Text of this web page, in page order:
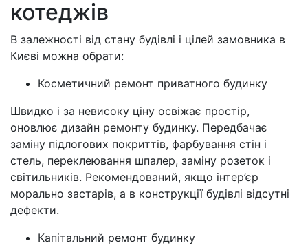
котеджів
В залежності від стану будівлі і цілей замовника в
Києві можна обрати:
Косметичний ремонт приватного будинку
Швидко і за невисоку ціну освіжає простір,
оновлює дизайн ремонту будинку. Передбачає
заміну підлогових покриттів, фарбування стін і
стель, переклеювання шпалер, заміну розеток і
світильників. Рекомендований, якщо інтер’єр
морально застарів, а в конструкції будівлі відсутні
дефекти.
Капітальний ремонт будинку